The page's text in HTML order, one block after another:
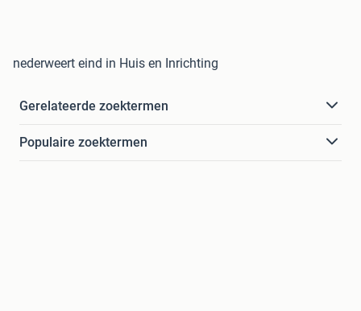
nederweert eind in Huis en Inrichting
Gerelateerde zoektermen
Populaire zoektermen